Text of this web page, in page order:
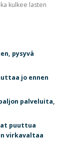
kulkee lasten
pysyvä
jo ennen
palveluita,
puuttua
virkavaltaa